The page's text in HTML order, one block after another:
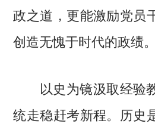
政之道，更能激励党员
创造无愧于时代的政绩。
以史为镜汲取经验
统走稳赶考新程。历史